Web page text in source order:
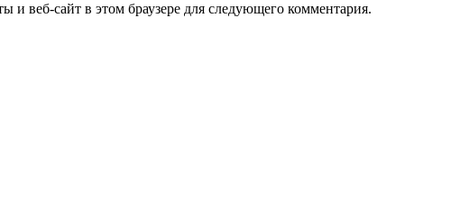
и веб-сайт в этом браузере для следующего комментария.